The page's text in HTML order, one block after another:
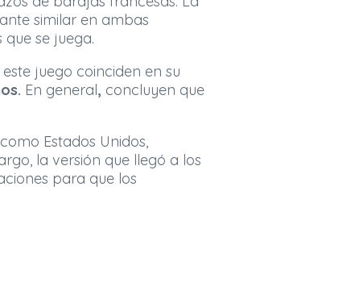
similar en ambas
se juega.
juego coinciden en su
En general, concluyen que
Estados Unidos,
la versión que llegó a los
para que los